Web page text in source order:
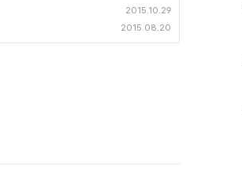
2015.10.29
2015.08.20